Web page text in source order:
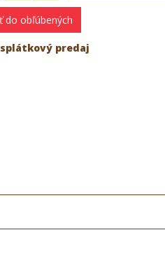
do obľúbených